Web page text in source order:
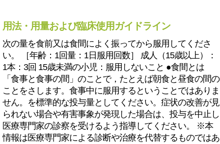
用法・用量および臨床使用ガイドライン
次の量を食前又は食間によく振ってから服用してくださ
い。 ［年齢：1回量：1日服用回数］ 成人（15歳以上）：
1本：3回 15歳未満の小児：服用しないこと ●食間とは
「食事と食事の間」のことで，たとえば朝食と昼食の間の
ことをさします。食事中に服用するということではありま
せん。を標準的な投与量としてください。症状の改善が見
られない場合や有害事象が発現した場合は、投与を中止し
医療専門家の診察を受けるよう指導してください。 ※本
情報は医療専門家による診断や治療を代替するものではあ